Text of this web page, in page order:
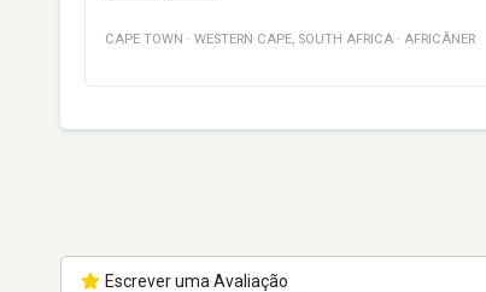
CAPE TOWN · WESTERN CAPE, SOUTH AFRICA · AFRICÂNER
Escrever uma Avaliação